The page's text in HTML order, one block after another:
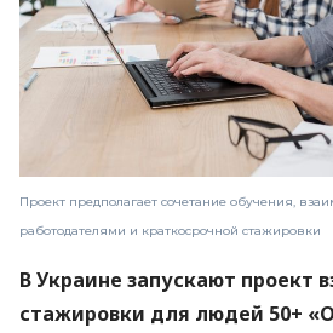
Проект предполагает сочетание обучения,
работодателями и краткосрочной стажировки
В Украине запускают проект
стажировки для людей 50+